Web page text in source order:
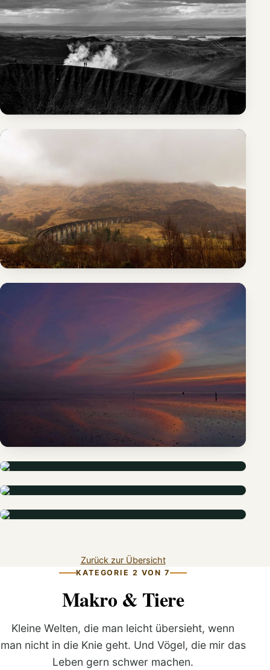
Zurück zur Übersicht
KATEGORIE 2 VON 7
Makro & Tiere
Kleine Welten, die man leicht übersieht, wenn
man nicht in die Knie geht. Und Vögel, die mir das
Leben gern schwer machen.